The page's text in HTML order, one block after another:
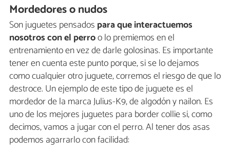
Mordedores o nudos
Son juguetes pensados para que interactuemos
nosotros con el perroo lo premiemos en el
entrenamiento en vez de darle golosinas. Es importante
tener en cuenta este punto porque, si se lo dejamos
como cualquier otro juguete, corremos el riesgo de que lo
destroce. Un ejemplo de este tipo de juguete es el
mordedor de la marca Julius-K9, de algodón y nailon. Es
uno de los mejores juguetes para border collie si, como
decimos, vamos a jugar con el perro. Al tener dos asas
podemos agarrarlo con facilidad: